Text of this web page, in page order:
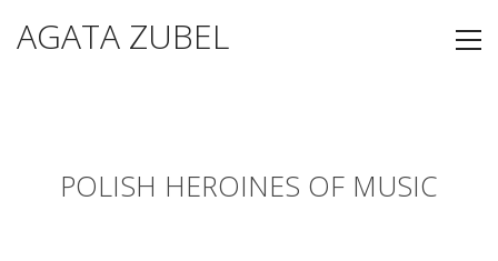
AGATA ZUBEL
POLISH HEROINES OF MUSIC